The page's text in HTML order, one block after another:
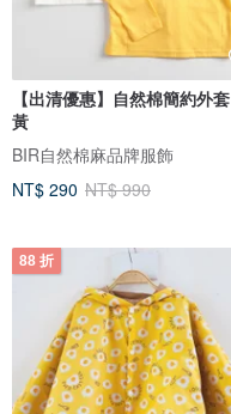
【出清優惠】自然棉簡約外套 白/
黃
BIR自然棉麻品牌服飾
NT$ 290 NT$ 990
88 折